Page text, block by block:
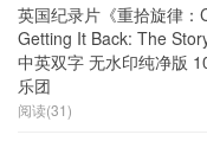
英国纪录片《重拾旋律
Getting It Back: The
中英双字 无水印纯净版
乐团
阅读(31)